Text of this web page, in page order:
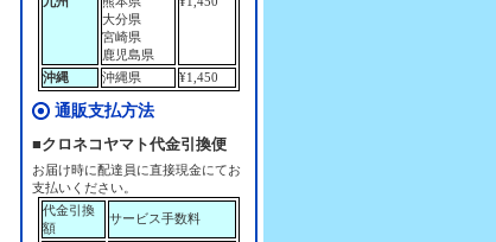
大分県
宮崎県
鹿児島県
沖縄 沖縄県 ¥1,450
通販支払方法
■クロネコヤマト代金引換便
お届け時に配達員に直接現金にてお
支払いください。
代金引換
額
サービス手数料